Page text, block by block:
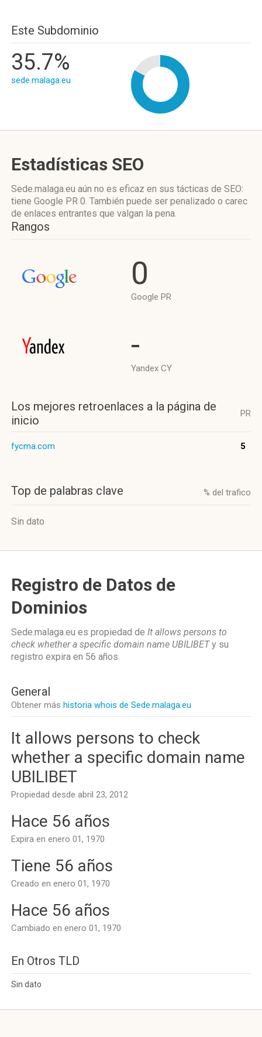
Este Subdominio
35.7%
sede.malaga.eu
Estadísticas SEO
Sede.malaga.eu aún no es eficaz en sus tácticas de SEO:
tiene Google PR 0. También puede ser penalizado o carec
de enlaces entrantes que valgan la pena.
Rangos
0
Google PR
-
Yandex CY
Los mejores retroenlaces a la página de
inicio
PR
fycma.com 5
Top de palabras clave % del trafico
Sin dato
Registro de Datos de
Dominios
Sede.malaga.eu es propiedad de It allows persons to
check whether a specific domain name UBILIBETy su
registro expira en 56 años.
General
Obtener más historia whois de Sede.malaga.eu
It allows persons to check
whether a specific domain name
UBILIBET
Propiedad desde abril 23, 2012
Hace 56 años
Expira en enero 01, 1970
Tiene 56 años
Creado en enero 01, 1970
Hace 56 años
Cambiado en enero 01, 1970
En Otros TLD
Sin dato